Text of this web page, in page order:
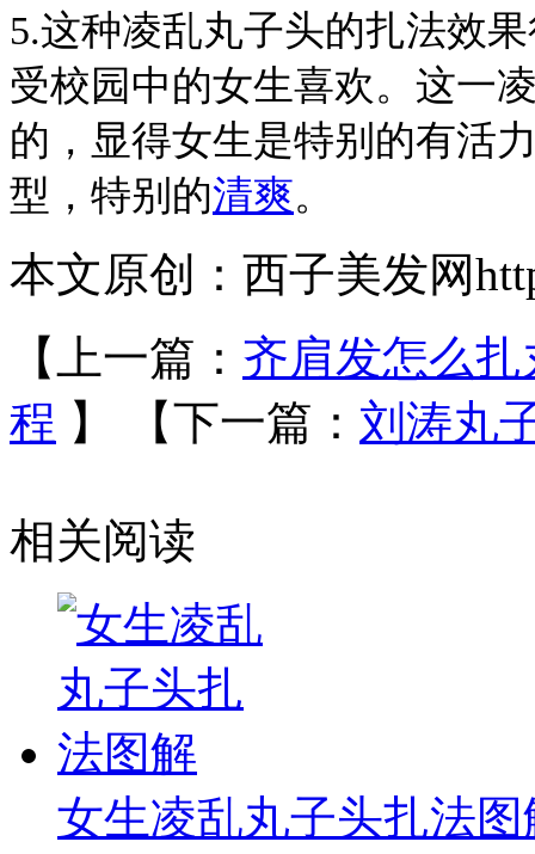
5.这种凌乱丸子头的扎法效
受校园中的女生喜欢。这一
的，显得女生是特别的有活
型，特别的清爽。
本文原创：西子美发网
【上一篇： 齐肩发怎么
程 】 【下一篇： 刘涛丸
相关阅读
女生凌乱丸子头扎法图